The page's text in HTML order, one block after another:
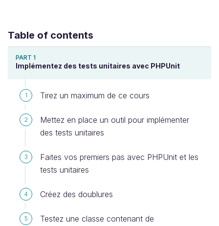
Table of contents
PART 1
Implémentez des tests unitaires avec PHPUnit
1 Tirez un maximum de ce cours
2
Mettez en place un outil pour implémenter
des tests unitaires
3
Faites vos premiers pas avec PHPUnit et les
tests unitaires
4 Créez des doublures
5
Testez une classe contenant de